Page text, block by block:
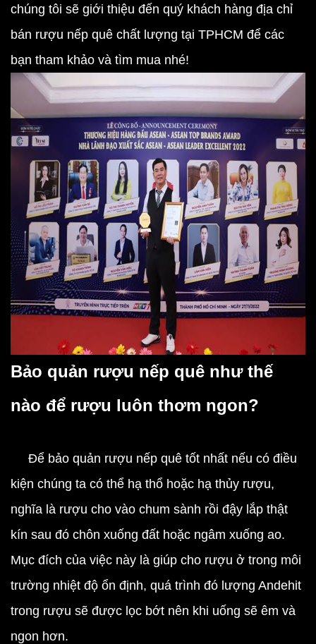
chúng tôi sẽ giới thiệu đến quý khách hàng địa chỉ
bán rượu nếp quê chất lượng tại TPHCM để các
bạn tham khảo và tìm mua nhé!
Bảo quản rượu nếp quê như thế
nào để rượu luôn thơm ngon?
Để bảo quản rượu nếp quê tốt nhất nếu có điều
kiện chúng ta có thể hạ thổ hoặc hạ thủy rượu,
nghĩa là rượu cho vào chum sành rồi đậy lắp thật
kín sau đó chôn xuống đất hoặc ngâm xuống ao.
Mục đích của việc này là giúp cho rượu ở trong môi
trường nhiệt độ ổn định, quá trình đó lượng Andehit
trong rượu sẽ được lọc bớt nên khi uống sẽ êm và
ngon hơn.